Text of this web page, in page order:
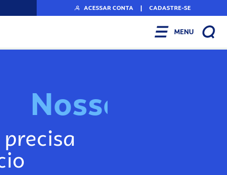
ACESSAR CONTA | CADASTRE-SE
MENU
Nosso